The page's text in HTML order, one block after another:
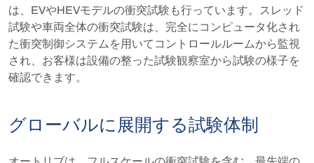
は、EVやHEVモデルの衝突試験も行っています。スレッド
試験や車両全体の衝突試験は、完全にコンピュータ化され
た衝突制御システムを用いてコントロールルームから監視
され、お客様は設備の整った試験観察室から試験の様子を
確認できます。
グローバルに展開する試験体制